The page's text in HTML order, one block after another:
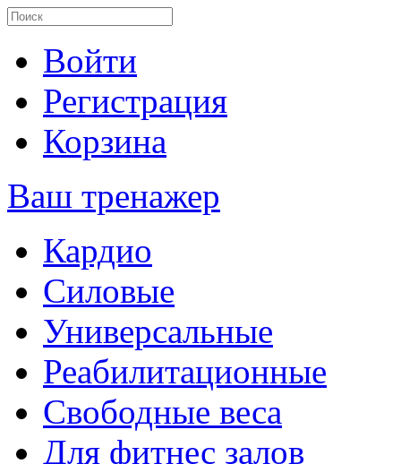
Войти
Регистрация
Корзина
Ваш тренажер
Кардио
Силовые
Универсальные
Реабилитационные
Свободные веса
Для фитнес залов